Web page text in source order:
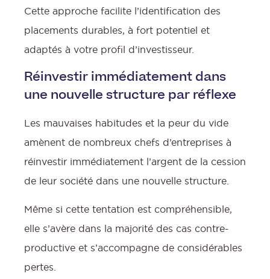
Cette approche facilite l’identification des
placements durables, à fort potentiel et
adaptés à votre profil d’investisseur.
Réinvestir immédiatement dans
une nouvelle structure par réflexe
Les mauvaises habitudes et la peur du vide
amènent de nombreux chefs d’entreprises à
réinvestir immédiatement l’argent de la cession
de leur société dans une nouvelle structure.
Même si cette tentation est compréhensible,
elle s’avère dans la majorité des cas contre-
productive et s’accompagne de considérables
pertes.